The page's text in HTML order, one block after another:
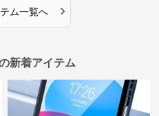
ム一覧へ ›
新着アイテム